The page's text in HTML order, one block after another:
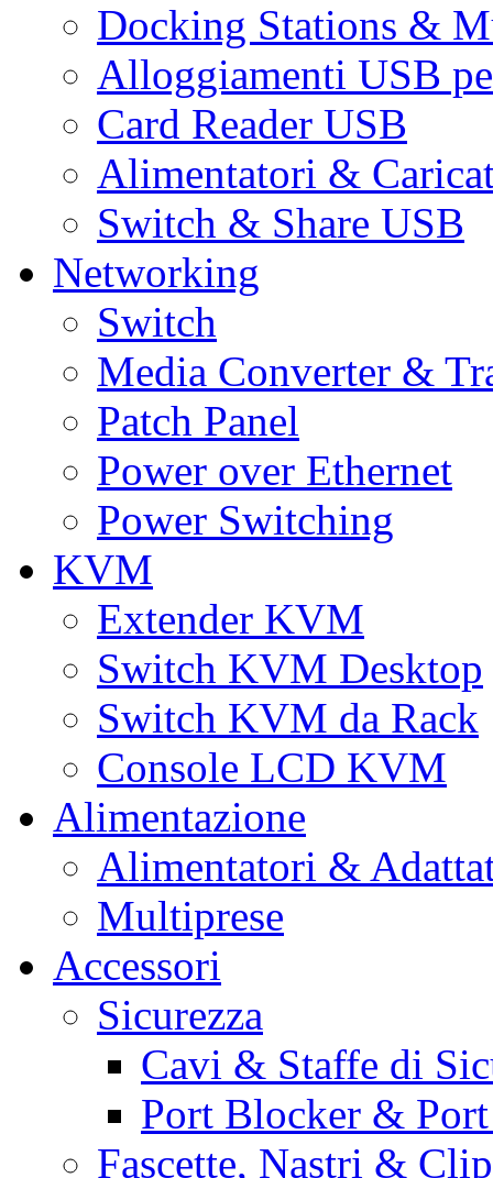
Docking Stations &
Alloggiamenti USB
Card Reader USB
Alimentatori &
Switch & Share USB
Networking
Switch
Media Converter &
Patch Panel
Power over Ethernet
Power Switching
KVM
Extender KVM
Switch KVM Desktop
Switch KVM da Rack
Console LCD KVM
Alimentazione
Alimentatori &
Multiprese
Accessori
Sicurezza
Cavi & Staffe di
Port Blocker &
Fascette, Nastri &